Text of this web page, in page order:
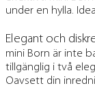
under en hylla.
Elegant och
mini Born är inte
tillgänglig i två
Oavsett din